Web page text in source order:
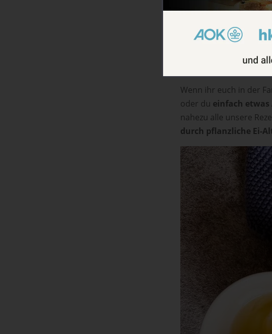
Warum nur 1 – 2
Eier enthalten recht
viel. Daher kannst du
. Jedoch
Woche drei Eier
Wenn ihr euch in der
oder du einfach etwas
nahezu alle unsere
durch pflanzliche Ei-